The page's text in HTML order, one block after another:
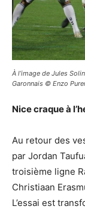
À l’image de Jules
Garonnais © Enzo
Nice craque à
Au retour des
par Jordan
troisième ligne
Christiaan
L’essai est